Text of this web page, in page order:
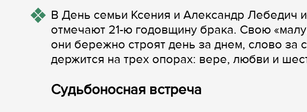
В День семьи Ксения и Александр Лебедич
отмечают 21-ю годовщину брака. Свою
они бережно строят день за днем, слово
держится на трех опорах: вере, любви и
Судьбоносная встреча